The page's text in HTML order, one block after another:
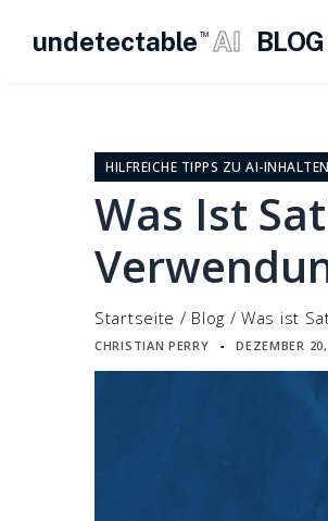
undetectable TM AI BLOG
HILFREICHE TIPPS ZU AI-INHALTEN
Was Ist
Startseite / Blog /Was ist
CHRISTIAN PERRY ▪ DEZEMBER